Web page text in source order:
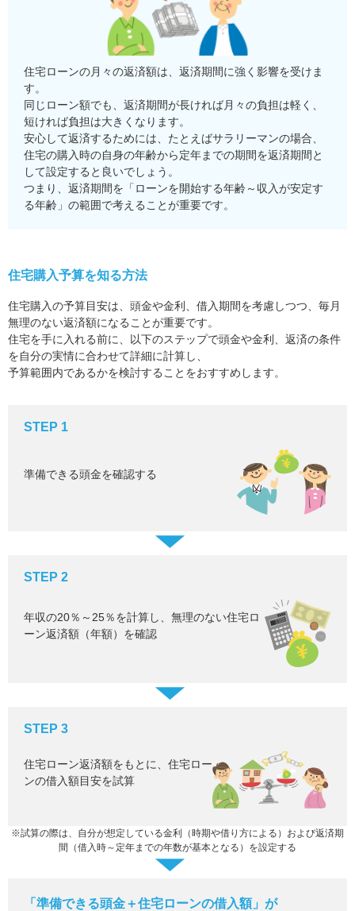
住宅ローンの月々の返済額は、返済期間に強く影響を受けま
す。
同じローン額でも、返済期間が長ければ月々の負担は軽く、
短ければ負担は大きくなります。
安心して返済するためには、たとえばサラリーマンの場合、
住宅の購入時の自身の年齢から定年までの期間を返済期間と
して設定すると良いでしょう。
つまり、返済期間を「ローンを開始する年齢～収入が安定す
る年齢」の範囲で考えることが重要です。
住宅購入予算を知る方法
住宅購入の予算目安は、頭金や金利、借入期間を考慮しつつ、毎月
無理のない返済額になることが重要です。
住宅を手に入れる前に、以下のステップで頭金や金利、返済の条件
を自分の実情に合わせて詳細に計算し、
予算範囲内であるかを検討することをおすすめします。
STEP 1
準備できる頭金を確認する
STEP 2
年収の20％～25％を計算し、無理のない住宅ロ
ーン返済額（年額）を確認
STEP 3
住宅ローン返済額をもとに、住宅ロー
ンの借入額目安を試算
※試算の際は、自分が想定している金利（時期や借り方による）および返済期
間（借入時～定年までの年数が基本となる）を設定する
「準備できる頭金＋住宅ローンの借入額」が